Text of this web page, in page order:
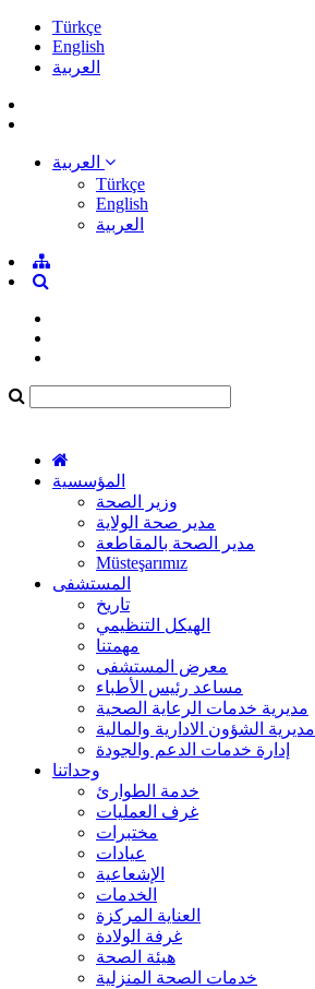
Türkçe
English
العربية
Türkçe
English
العربية
المؤسسية
وزير الصحة
مدير صحة الولاية
مدير الصحة بالمقاطعة
Müsteşarımız
المستشفى
تاريخ
الهيكل التنظيمي
مهمتنا
معرض المستشفى
مساعد رئيس الأطباء
مديرية خدمات الرعاية الصحية
مديرية الشؤون الادارية والمالية
إدارة خدمات الدعم والجودة
وحداتنا
خدمة الطوارئ
غرف العمليات
مختبرات
عيادات
الإشعاعية
الخدمات
العناية المركزة
غرفة الولادة
هيئة الصحة
خدمات الصحة المنزلية